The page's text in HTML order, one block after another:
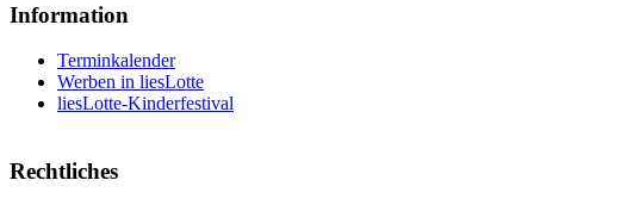
Information
Terminkalender
Werben in liesLotte
liesLotte-Kinderfestival
Rechtliches